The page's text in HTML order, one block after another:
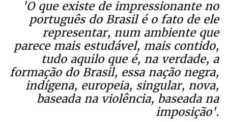
'O que existe de impressionante no
português do Brasil é o fato de ele
representar, num ambiente que
parece mais estudável, mais contido,
tudo aquilo que é, na verdade, a
formação do Brasil, essa nação negra,
indígena, europeia, singular, nova,
baseada na violência, baseada na
imposição'.